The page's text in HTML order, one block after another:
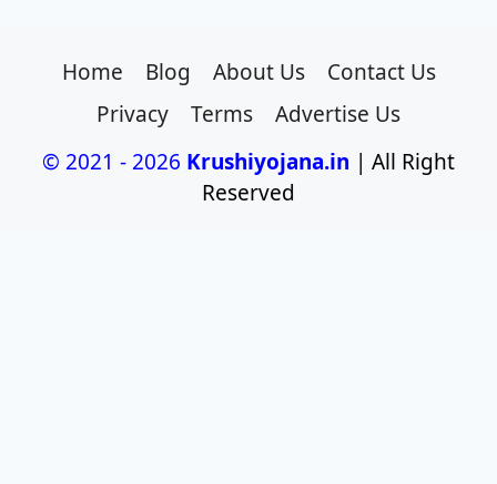
Home Blog About Us
Contact Us
Privacy
Terms
Advertise Us
© 2021 - 2026 Krushiyojana.in | All Right
Reserved